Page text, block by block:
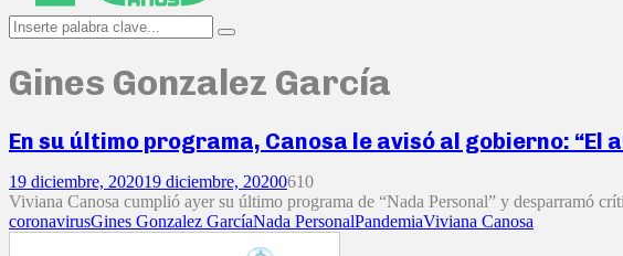
Search
for:
Search
Gines Gonzalez García
En su último programa, Canosa le avisó al gobierno:
19 diciembre, 202019 diciembre, 20200610
Viviana Canosa cumplió ayer su último programa de “Nada Personal” y desparramó
coronavirusGines Gonzalez GarcíaNada PersonalPandemiaViviana Canosa